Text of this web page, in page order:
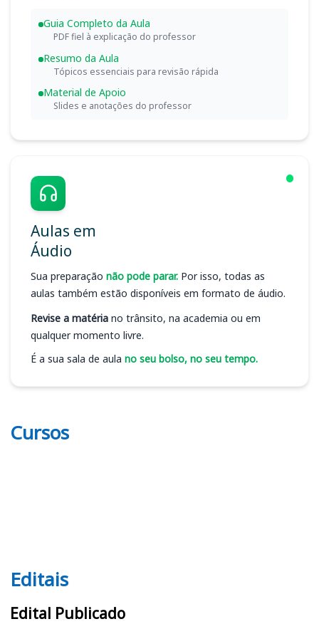
Guia Completo da Aula
PDF fiel à explicação do professor
Resumo da Aula
Tópicos essenciais para revisão rápida
Material de Apoio
Slides e anotações do professor
Aulas em
Áudio
Sua preparação não pode parar. Por isso, todas as
aulas também estão disponíveis em formato de áudio.
Revise a matéria no trânsito, na academia ou em
qualquer momento livre.
É a sua sala de aula no seu bolso, no seu tempo.
Cursos
Editais
Editais
Edital Publicado